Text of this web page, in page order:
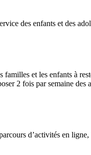
des enfants et des
et les enfants à
2 fois par semaine
d’activités en